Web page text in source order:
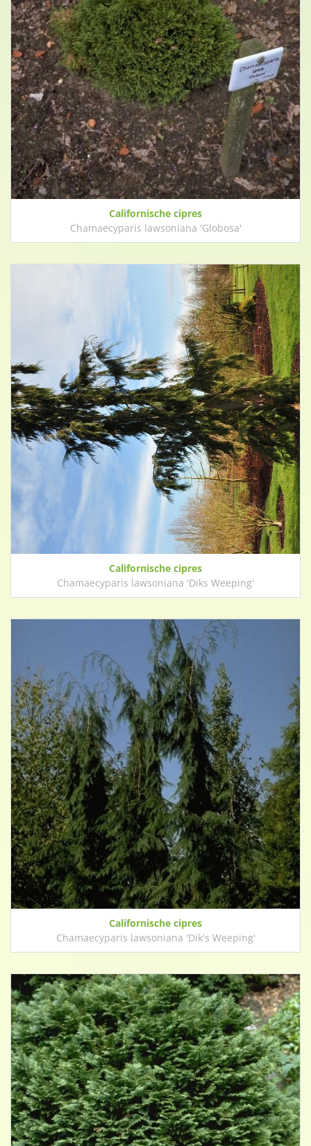
Californische cipres
Chamaecyparis lawsoniana 'Globosa'
Californische cipres
Chamaecyparis lawsoniana 'Diks Weeping'
Californische cipres
Chamaecyparis lawsoniana 'Dik's Weeping'